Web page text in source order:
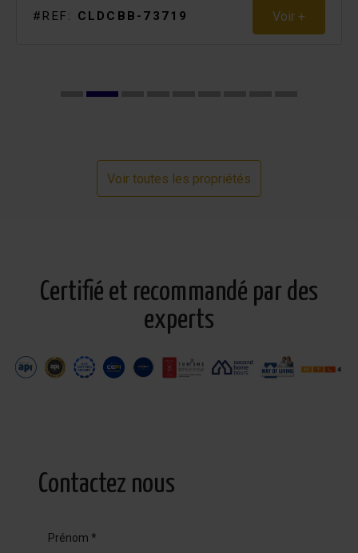
#REF: CLDCBB-73719 Voir +
Voir toutes les propriétés
Certifié et recommandé par des
experts
Contactez nous